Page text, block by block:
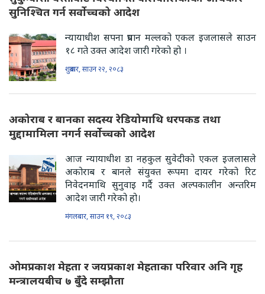
सुनिश्चित गर्न सर्वोच्चको आदेश
न्यायाधीश सपना प्रधान मल्लको एकल इजलासले साउन
१८ गते उक्त आदेश जारी गरेको हो ।
शुक्रबार, साउन २२, २०८३
अकोराब र बानका सदस्य रेडियोमाथि धरपकड तथा
मुद्दामामिला नगर्न सर्वोच्चको आदेश
आज न्यायाधीश डा नहकुल सुवेदीको एकल इजलासले
अकोराब र बानले संयुक्त रूपमा दायर गरेको रिट
निवेदनमाथि सुनुवाइ गर्दै उक्त अल्पकालीन अन्तरिम
आदेश जारी गरेको हो।
मंगलबार, साउन १९, २०८३
ओमप्रकाश मेहता र जयप्रकाश मेहताका परिवार अनि गृह
मन्त्रालयबीच ७ बुँदे सम्झौता